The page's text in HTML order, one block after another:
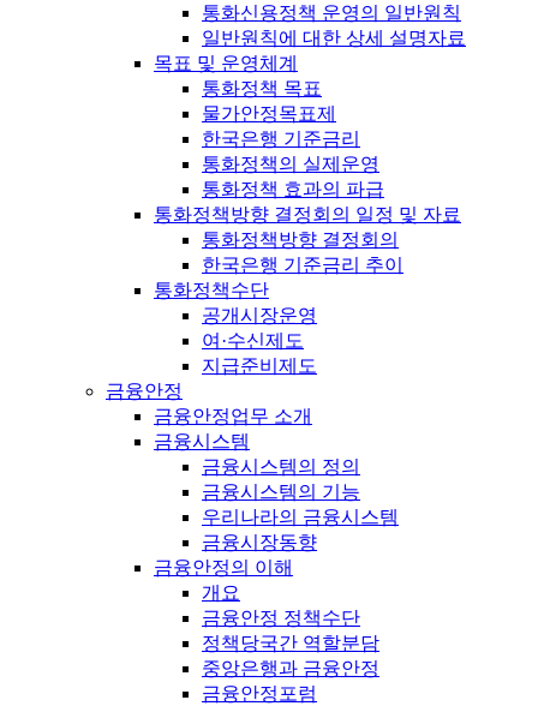
통화신용정책 운영의 일반원칙
일반원칙에 대한 상세 설명자료
목표 및 운영체계
통화정책 목표
물가안정목표제
한국은행 기준금리
통화정책의 실제운영
통화정책 효과의 파급
통화정책방향 결정회의 일정 및 자료
통화정책방향 결정회의
한국은행 기준금리 추이
통화정책수단
공개시장운영
여·수신제도
지급준비제도
금융안정
금융안정업무 소개
금융시스템
금융시스템의 정의
금융시스템의 기능
우리나라의 금융시스템
금융시장동향
금융안정의 이해
개요
금융안정 정책수단
정책당국간 역할분담
중앙은행과 금융안정
금융안정포럼